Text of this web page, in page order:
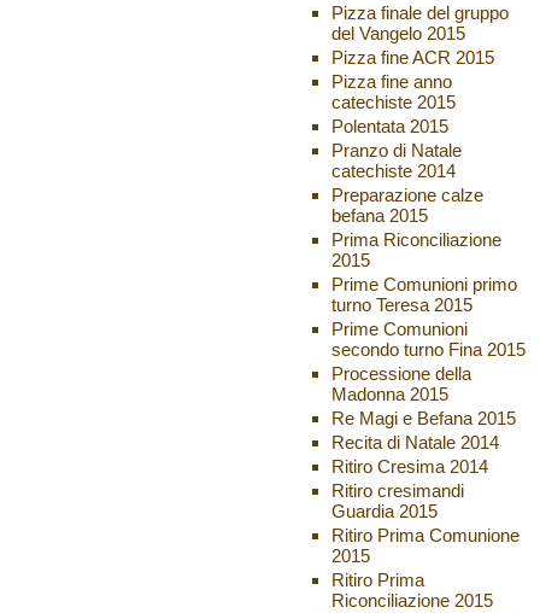
Pizza finale del gruppo
del Vangelo 2015
Pizza fine ACR 2015
Pizza fine anno
catechiste 2015
Polentata 2015
Pranzo di Natale
catechiste 2014
Preparazione calze
befana 2015
Prima Riconciliazione
2015
Prime Comunioni primo
turno Teresa 2015
Prime Comunioni
secondo turno Fina 2015
Processione della
Madonna 2015
Re Magi e Befana 2015
Recita di Natale 2014
Ritiro Cresima 2014
Ritiro cresimandi
Guardia 2015
Ritiro Prima Comunione
2015
Ritiro Prima
Riconciliazione 2015